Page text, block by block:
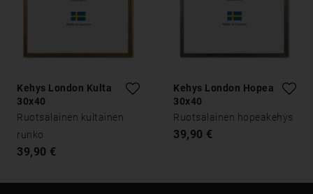
Kehys London Kulta
30x40
Ruotsalainen kultainen
runko
39,90 €
Kehys London Hopea
30x40
Ruotsalainen hopeakehys
39,90 €